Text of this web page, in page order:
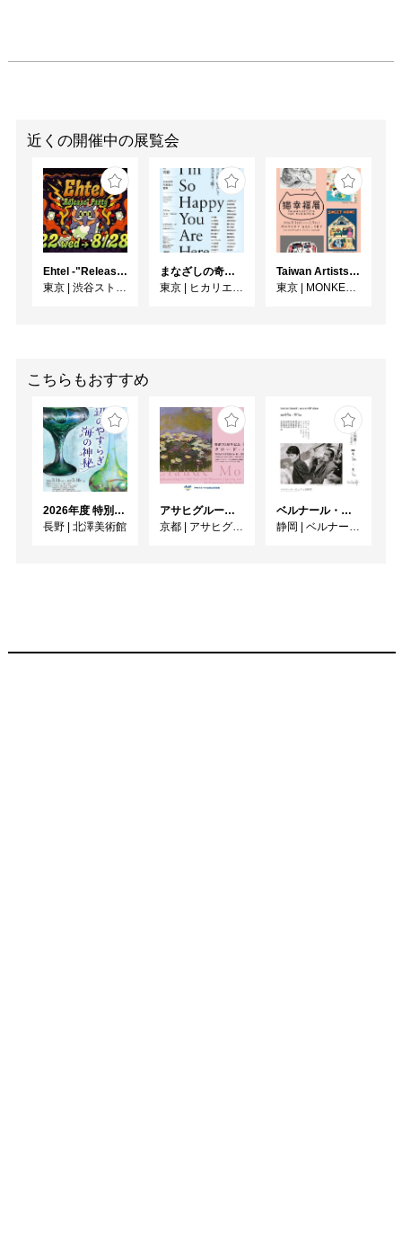
近くの開催中の展覧会
Ehtel -"Release" Party
東京
渋谷ストリームホール
まなざしの奇跡 日本女性写真家の冒険
東京
ヒカリエホール
Taiwan Artists Cat Exhibition「猫幸福展」
東京
MONKEY GALLERY
こちらもおすすめ
2026年度 特別展「ガレとドーム、アール･ヌーヴォーのガラス 水辺のやすらぎ、海の神秘」
長野
北澤美術館
アサヒグループ大山崎山荘美術館 開館30周年記念展「没後100年 クロード・モネ」
京都
アサヒグループ大山崎山荘美術館
ベルナール・ビュフェと写真 ーカメラがとらえたビュフェとその時代、そして21 世紀へ
静岡
ベルナール・ビュフェ美術館